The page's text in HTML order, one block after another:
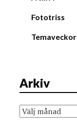
Fototriss
Temaveckor
Arkiv
Arkiv